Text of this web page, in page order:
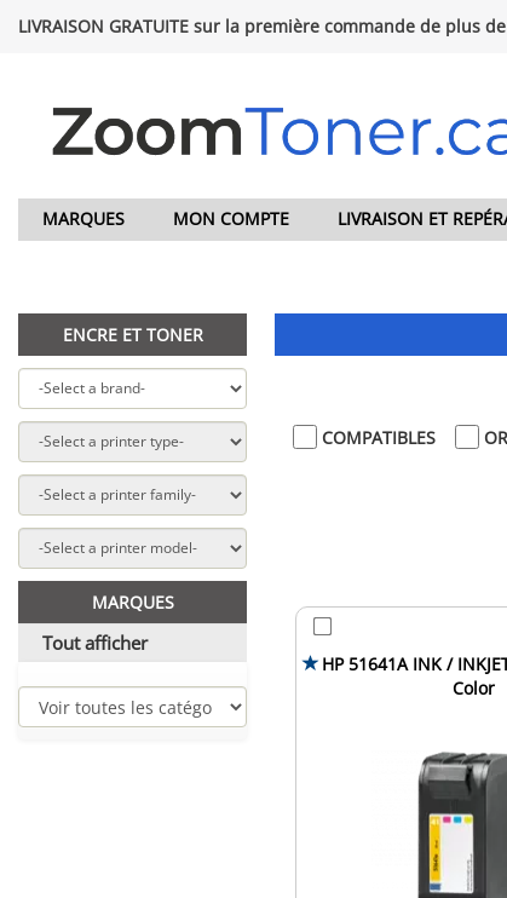
LIVRAISON GRATUITE sur la première commande de plus
MARQUES MON COMPTE LIVRAISON ET
ENCRE ET TONER
MARQUES
Tout afficher
COMPATIBLES
HP 51641A INK /
Color